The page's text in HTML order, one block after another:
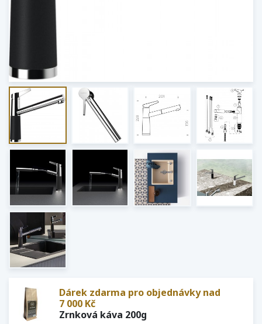
Dárek zdarma pro objednávky nad
7 000 Kč
Zrnková káva 200g